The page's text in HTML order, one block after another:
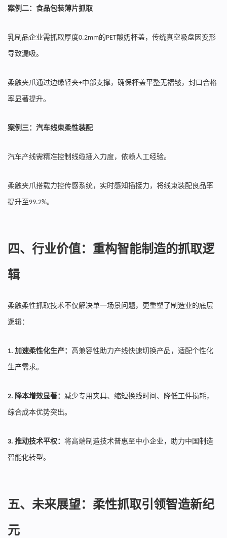
案例二：食品包装薄片抓取
乳制品企业需抓取厚度0.2mm的PET酸奶杯盖，传统真空吸盘因变形
导致漏吸。
柔触夹爪通过边缘轻夹+中部支撑，确保杯盖平整无褶皱，封口合格
率显著提升。
案例三：汽车线束柔性装配
汽车产线需精准控制线缆插入力度，依赖人工经验。
柔触夹爪搭载力控传感系统，实时感知插接力，将线束装配良品率
提升至99.2%。
四、行业价值：重构智能制造的抓取逻
辑
柔触柔性抓取技术不仅解决单一场景问题，更重塑了制造业的底层
逻辑：
1. 加速柔性化生产： 高兼容性助力产线快速切换产品，适配个性化
生产需求。
2. 降本增效显著： 减少专用夹具、缩短换线时间、降低工件损耗，
综合成本优势突出。
3. 推动技术平权： 将高端制造技术普惠至中小企业，助力中国制造
智能化转型。
五、未来展望：柔性抓取引领智造新纪
元